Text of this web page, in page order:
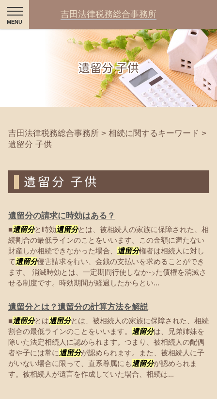
遺留分 子供
吉田法律税務総合事務所
吉田法律税務総合事務所 > 相続に関するキーワード >
遺留分 子供
遺留分 子供
遺留分の請求に時効はある？
■遺留分と時効遺留分とは、被相続人の家族に保障された、相
続割合の最低ラインのことをいいます。この金額に満たない
財産しか相続できなかった場合、
遺留分権者は相続人に対し
て 遺留分侵害請求を行い、金銭の支払いを求めることができ
ます。 消滅時効とは、一定期間行使しなかった債権を消滅さ
せる制度です。時効期間が経過したからとい...
遺留分とは？遺留分の計算方法を解説
■遺留分とは遺留分とは、被相続人の家族に保障された、相続
割合の最低ラインのことをいいます。
遺留分は、兄弟姉妹を
除いた法定相続人に認められます。つまり、被相続人の配偶
者や子には常に 遺留分が認められます。また、被相続人に子
がいない場合に限って、直系尊属にも 遺留分が認められま
す。被相続人が遺言を作成していた場合、相続は...